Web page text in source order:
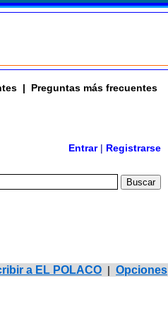
|
Preguntas más frecuentes
Entrar| Registrarse
a EL POLACO | Opciones